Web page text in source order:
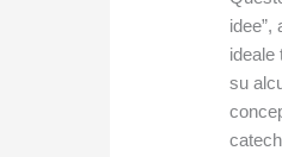
idee”,
ideale
su